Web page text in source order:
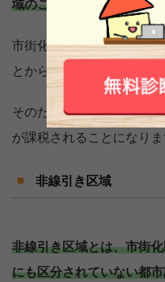
域のことです。
市街化区域は、優先的に
とから、都市計画税の趣
そのため、市街化区域内
が課税されることになりま
非線引き区域
非線引き区域とは、市街
にも区分されていない都